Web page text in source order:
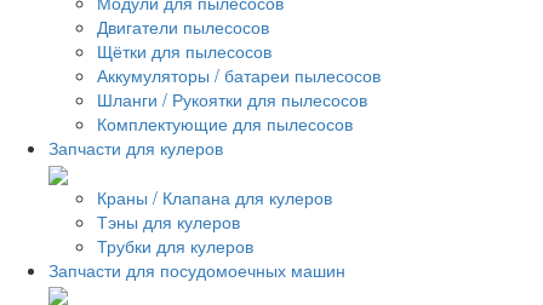
Двигатели пылесосов
Щётки для пылесосов
Аккумуляторы / батареи пылесосов
Шланги / Рукоятки для пылесосов
Комплектующие для пылесосов
Запчасти для кулеров
Краны / Клапана для кулеров
Тэны для кулеров
Трубки для кулеров
Запчасти для посудомоечных машин